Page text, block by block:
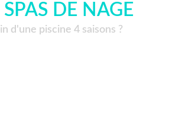
SPAS DE NAGE
d'une piscine 4 saisons ?